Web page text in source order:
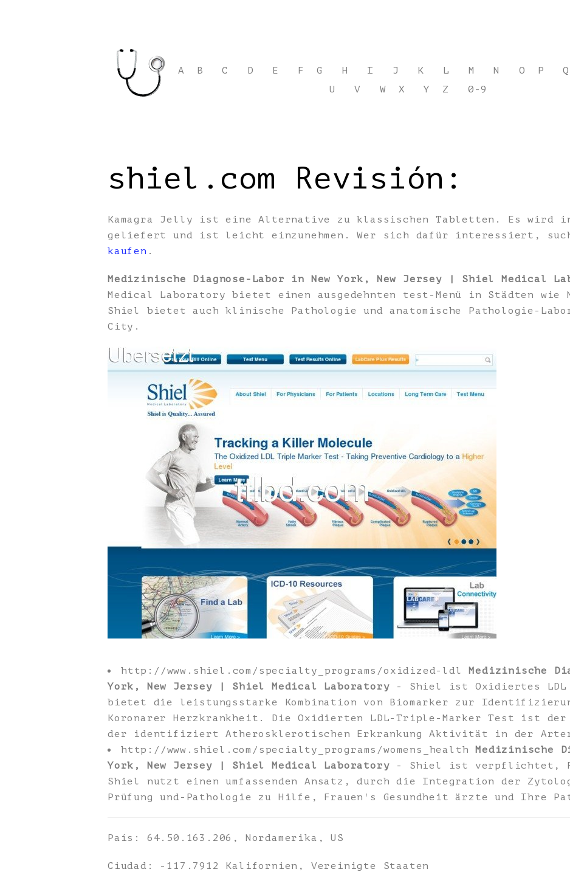
A B C D E F G H I J K L M N O P Q
U
V W X Y Z 0-9
shiel.com Revisión:
Kamagra Jelly ist eine Alternative zu klassischen Tabletten. Es wird
geliefert und ist leicht einzunehmen. Wer sich dafür interessiert,
kaufen .
Medizinische Diagnose-Labor in New York, New Jersey | Shiel Medical
Medical Laboratory bietet einen ausgedehnten test-Menü in Städten wie
Shiel bietet auch klinische Pathologie und anatomische Pathologie-
City.
http://www.shiel.com/specialty_programs/oxidized-ldl Medizinische
York, New Jersey | Shiel Medical Laboratory - Shiel ist Oxidiertes LDL
bietet die leistungsstarke Kombination von Biomarker zur
Koronarer Herzkrankheit. Die Oxidierten LDL-Triple-Marker Test ist
der identifiziert Atherosklerotischen Erkrankung Aktivität in der
http://www.shiel.com/specialty_programs/womens_health Medizinische
York, New Jersey | Shiel Medical Laboratory - Shiel ist verpflichtet,
Shiel nutzt einen umfassenden Ansatz, durch die Integration der
Prüfung und-Pathologie zu Hilfe, Frauen's Gesundheit ärzte und Ihre
País: 64.50.163.206, Nordamerika, US
Ciudad: -117.7912 Kalifornien, Vereinigte Staaten